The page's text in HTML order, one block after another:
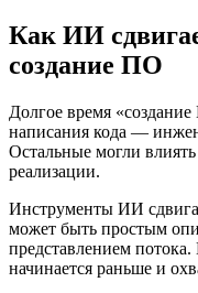
Как ИИ
создание ПО
Долгое время
написания кода —
Остальные могли
реализации.
Инструменты ИИ
может быть простым
представлением
начинается раньше и